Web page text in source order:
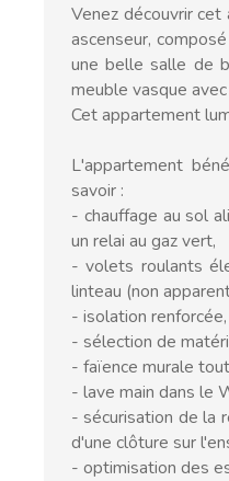
Venez découvrir
ascenseur,
une belle salle de
meuble vasque
Cet appartement
L'appartement
savoir :
- chauffage au sol
un relai au gaz vert,
- volets roulants
linteau (non
- isolation renforcée,
- sélection de
- faïence murale
- lave main dans le
- sécurisation de la
d'une clôture sur
- optimisation des